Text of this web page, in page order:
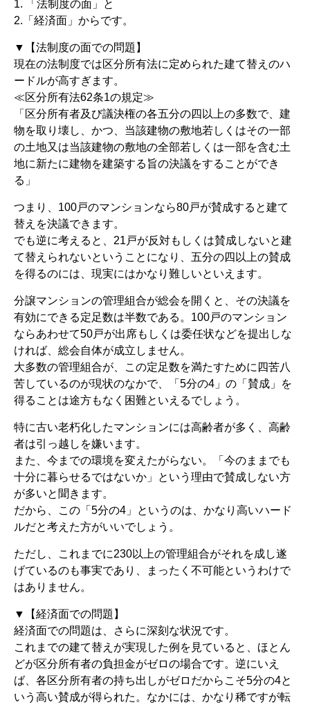
1. 「法制度の面」と
2.「経済面」からです。
▼【法制度の面での問題】
現在の法制度では区分所有法に定められた建て替えのハ
ードルが高すぎます。
≪区分所有法62条1の規定≫
「区分所有者及び議決権の各五分の四以上の多数で、建
物を取り壊し、かつ、当該建物の敷地若しくはその一部
の土地又は当該建物の敷地の全部若しくは一部を含む土
地に新たに建物を建築する旨の決議をすることができ
る」
つまり、100戸のマンションなら80戸が賛成すると建て
替えを決議できます。
でも逆に考えると、21戸が反対もしくは賛成しないと建
て替えられないということになり、五分の四以上の賛成
を得るのには、現実にはかなり難しいといえます。
分譲マンションの管理組合が総会を開くと、その決議を
有効にできる定足数は半数である。100戸のマンション
ならあわせて50戸が出席もしくは委任状などを提出しな
ければ、総会自体が成立しません。
大多数の管理組合が、この定足数を満たすために四苦八
苦しているのが現状のなかで、「5分の4」の「賛成」を
得ることは途方もなく困難といえるでしょう。
特に古い老朽化したマンションには高齢者が多く、高齢
者は引っ越しを嫌います。
また、今までの環境を変えたがらない。「今のままでも
十分に暮らせるではないか」という理由で賛成しない方
が多いと聞きます。
だから、この「5分の4」というのは、かなり高いハード
ルだと考えた方がいいでしょう。
ただし、これまでに230以上の管理組合がそれを成し遂
げているのも事実であり、まったく不可能というわけで
はありません。
▼【経済面での問題】
経済面での問題は、さらに深刻な状況です。
これまでの建て替えが実現した例を見ていると、ほとん
どが区分所有者の負担金がゼロの場合です。逆にいえ
ば、各区分所有者の持ち出しがゼロだからこそ5分の4と
いう高い賛成が得られた。なかには、かなり稀ですが転